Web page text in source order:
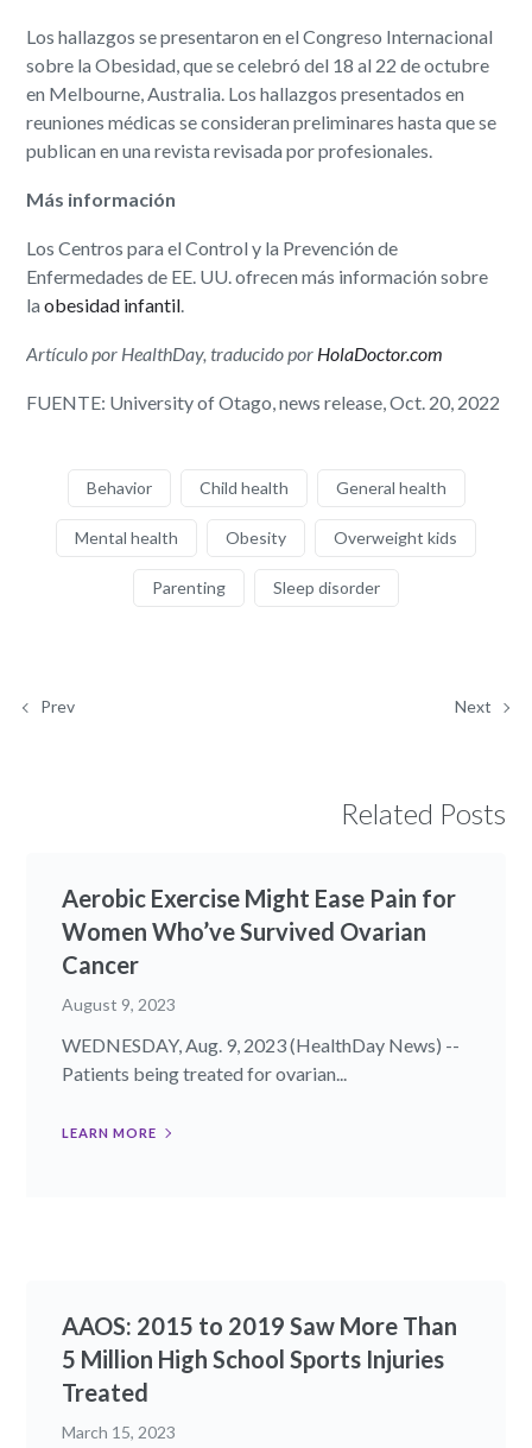
Los hallazgos se presentaron en el Congreso Internacional
sobre la Obesidad, que se celebró del 18 al 22 de octubre
en Melbourne, Australia. Los hallazgos presentados en
reuniones médicas se consideran preliminares hasta que se
publican en una revista revisada por profesionales.
Más información
Los Centros para el Control y la Prevención de
Enfermedades de EE. UU. ofrecen más información sobre
laobesidad infantil
Artículo por HealthDay, traducido por HolaDoctor.com
FUENTE: University of Otago, news release, Oct. 20, 2022
Behavior Child health General health
Mental health Obesity Overweight kids
Parenting Sleep disorder
Prev Next
Related Posts
Aerobic Exercise Might Ease Pain for
Women Who’ve Survived Ovarian
Cancer
August 9, 2023
WEDNESDAY, Aug. 9, 2023 (HealthDay News) --
Patients being treated for ovarian...
LEARN MORE
AAOS: 2015 to 2019 Saw More Than
5 Million High School Sports Injuries
Treated
March 15, 2023